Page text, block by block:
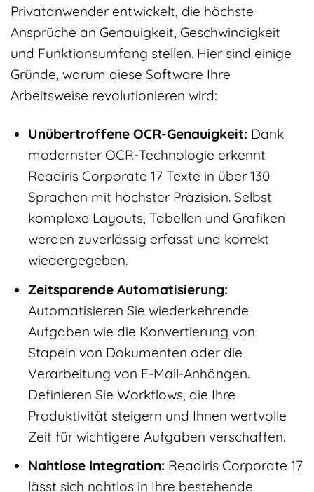
Privatanwender entwickelt, die höchste
Ansprüche an Genauigkeit, Geschwindigkeit
und Funktionsumfang stellen. Hier sind einige
Gründe, warum diese Software Ihre
Arbeitsweise revolutionieren wird:
Unübertroffene OCR-Genauigkeit: Dank
modernster OCR-Technologie erkennt
Readiris Corporate 17 Texte in über 130
Sprachen mit höchster Präzision. Selbst
komplexe Layouts, Tabellen und Grafiken
werden zuverlässig erfasst und korrekt
wiedergegeben.
Zeitsparende Automatisierung:
Automatisieren Sie wiederkehrende
Aufgaben wie die Konvertierung von
Stapeln von Dokumenten oder die
Verarbeitung von E-Mail-Anhängen.
Definieren Sie Workflows, die Ihre
Produktivität steigern und Ihnen wertvolle
Zeit für wichtigere Aufgaben verschaffen.
Nahtlose Integration: Readiris Corporate 17
lässt sich nahtlos in Ihre bestehende